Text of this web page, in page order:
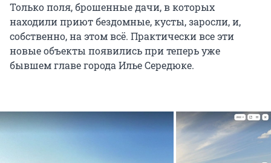
Только поля, брошенные дачи, в которых
находили приют бездомные, кусты, заросли, и,
собственно, на этом всё. Практически все эти
новые объекты появились при теперь уже
бывшем главе города Илье Середюке.